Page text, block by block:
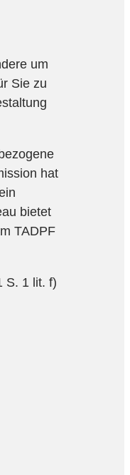
um
Sie zu
hat
bietet
TADPF
S. 1 lit. f)